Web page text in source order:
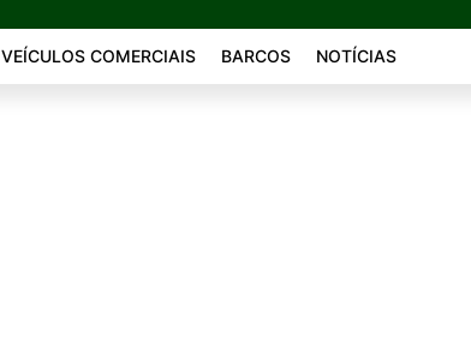
VEÍCULOS COMERCIAIS BARCOS NOTÍCIAS